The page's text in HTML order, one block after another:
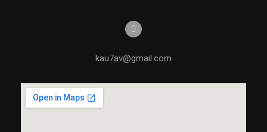
kau7av@gmail.com